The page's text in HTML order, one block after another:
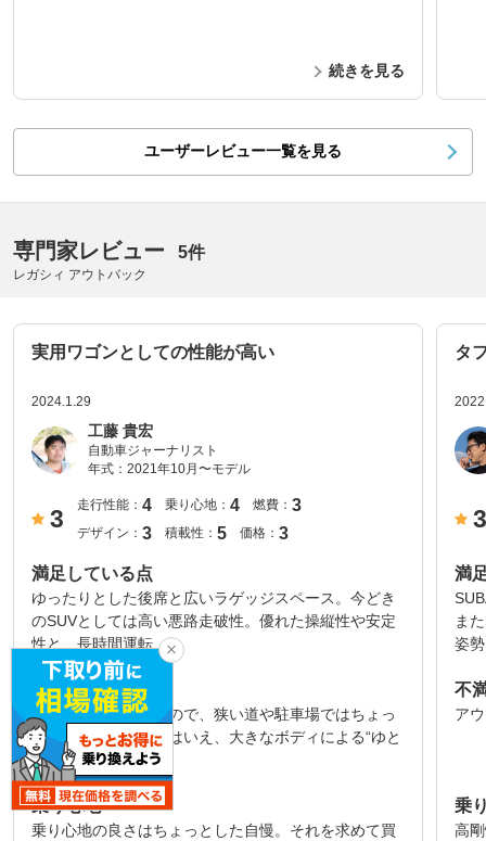
続きを見る
ユーザーレビュー一覧を見る
専門家レビュー 5件
レガシィ アウトバック
実用ワゴンとしての性能が高い
2024.1.29
工藤 貴宏
自動車ジャーナリスト
年式： 2021年10月〜モデル
3
走行性能： 4 乗り心地： 4 燃費： 3
デザイン： 3 積載性： 5 価格： 3
満足している点
ゆったりとした後席と広いラゲッジスペース。今どき
のSUVとしては高い悪路走破性。優れた操縦性や安定
性と、長時間運転...
不満な点
車体サイズが大きいので、狭い道や駐車場ではちょっ
と気を使います。とはいえ、大きなボディによる“ゆと
り”がこのクルマ...
乗り心地
乗り心地の良さはちょっとした自慢。それを求めて買
タ
満
ま
姿
不
ア
乗
高